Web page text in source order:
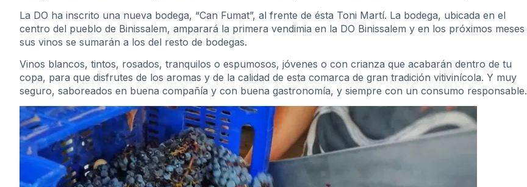
La DO ha inscrito una nueva bodega, “Can Fumat”, al frente de ésta Toni Martí. La bodega, ubicada en el
centro del pueblo de Binissalem, amparará la primera vendimia en la DO Binissalem y en los próximos meses
sus vinos se sumarán a los del resto de bodegas.
Vinos blancos, tintos, rosados, tranquilos o espumosos, jóvenes o con crianza que acabarán dentro de tu
copa, para que disfrutes de los aromas y de la calidad de esta comarca de gran tradición vitivinícola. Y muy
seguro, saboreados en buena compañía y con buena gastronomía, y siempre con un consumo responsable.